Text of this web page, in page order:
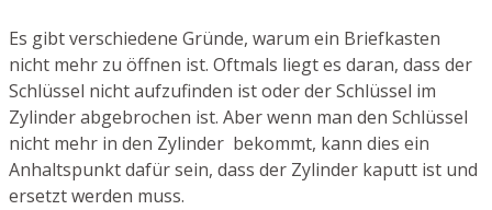
Es gibt verschiedene Gründe, warum ein Briefkasten
nicht mehr zu öffnen ist. Oftmals liegt es daran, dass der
Schlüssel nicht aufzufinden ist oder der Schlüssel im
Zylinder abgebrochen ist. Aber wenn man den Schlüssel
nicht mehr in den Zylinder bekommt, kann dies ein
Anhaltspunkt dafür sein, dass der Zylinder kaputt ist und
ersetzt werden muss.